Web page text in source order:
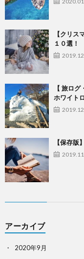
【クリス
１０選！
【 旅ロ
ホワイト
【保存版
アーカイブ
2020年9月